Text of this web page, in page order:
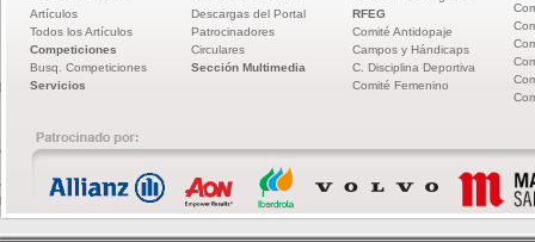
Artículos
Todos los Artículos
Competiciones
Busq. Competiciones
Servicios
Descargas del Portal
Patrocinadores
Circulares
Sección Multimedia
RFEG
Comité Antidopaje
Campos y Hándicaps
C. Disciplina Deportiva
Comité Femenino